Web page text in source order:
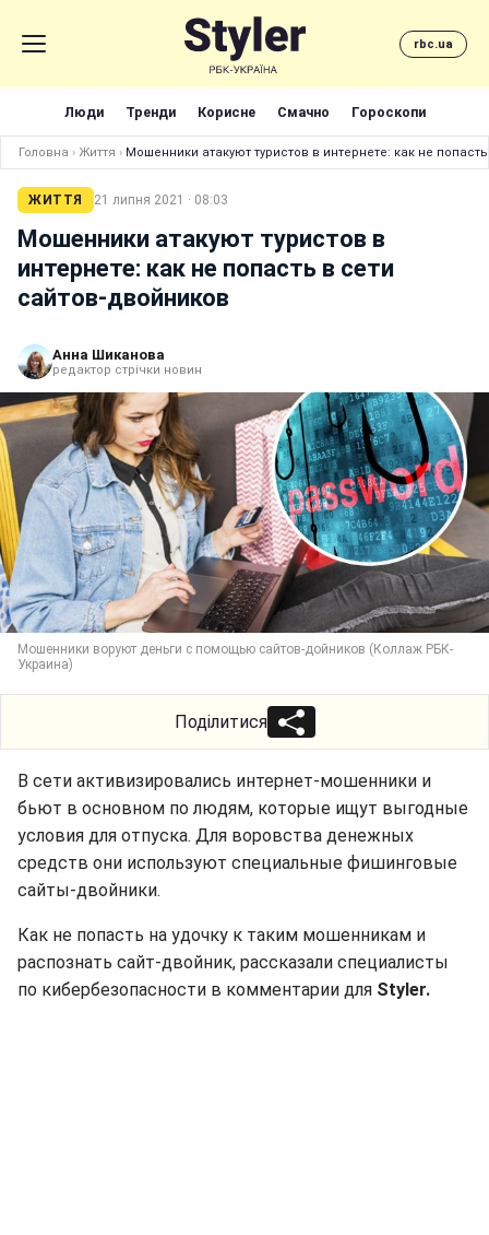
rbc.ua
Люди Тренди Корисне Смачно Гороскопи
Головна › Життя › Мошенники атакуют туристов в интернете: как не
ЖИТТЯ 21 липня 2021 · 08:03
Мошенники атакуют туристов в
интернете: как не попасть в сети
сайтов-двойников
Анна Шиканова
редактор стрічки новин
Мошенники воруют деньги с помощью сайтов-дойников (Коллаж РБК-
Украина)
Поділитися
В сети активизировались интернет-мошенники и
бьют в основном по людям, которые ищут выгодные
условия для отпуска. Для воровства денежных
средств они используют специальные фишинговые
сайты-двойники.
Как не попасть на удочку к таким мошенникам и
распознать сайт-двойник, рассказали специалисты
по кибербезопасности в комментарии для Styler.